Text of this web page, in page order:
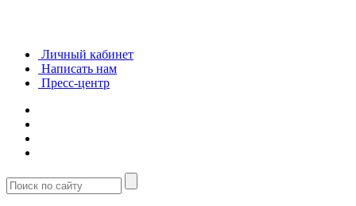
Личный кабинет
Написать нам
Пресс-центр